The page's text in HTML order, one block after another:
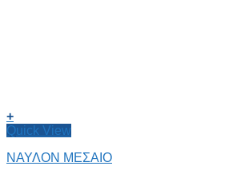
+
Quick View
ΝΑΥΛΟΝ ΜΕΣΑΙΟ